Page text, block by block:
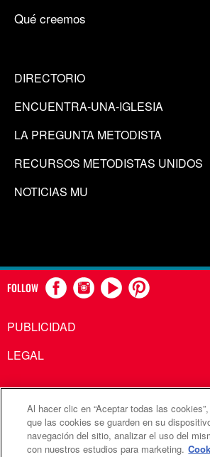
Qué creemos
DIRECTORIO
ENCUENTRA-UNA-IGLESIA
LA PREGUNTA METODISTA
RECURSOS METODISTAS UNIDOS
NOTICIAS MU
FOLLOW
PUBLICIDAD
LEGAL
Comunicaciones Metodistas Unidas es
Iglesia Metodista
Al hacer clic en “Aceptar todas las
que las cookies se guarden en su
navegación del sitio, analizar el uso del
con nuestros estudios para marketing.